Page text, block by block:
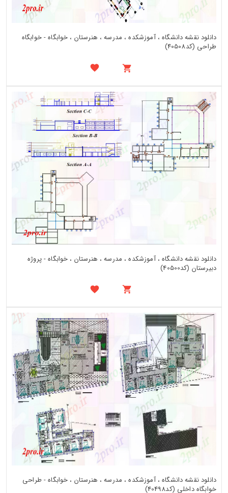
دانلود نقشه دانشگاه ، آموزشکده ، مدرسه ، هنرستان ، خوابگاه - خوابگاه
طراحی (کد40508)
دانلود نقشه دانشگاه ، آموزشکده ، مدرسه ، هنرستان ، خوابگاه - پروژه
دبیرستان (کد40500)
دانلود نقشه دانشگاه ، آموزشکده ، مدرسه ، هنرستان ، خوابگاه - طراحی
خوابگاه داخلی (کد40498)